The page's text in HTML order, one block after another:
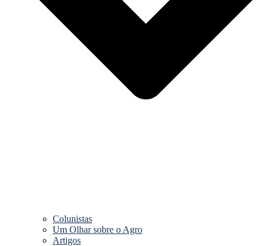
Colunistas
Um Olhar sobre o Agro
Artigos